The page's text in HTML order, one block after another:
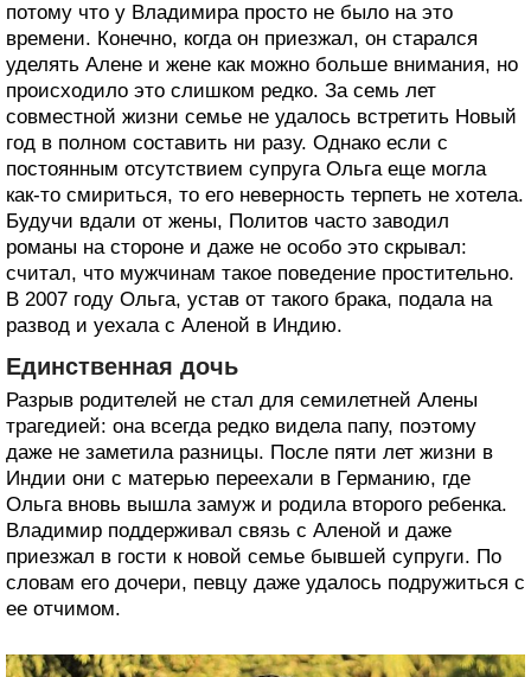
потому что у Владимира просто не было на это
времени. Конечно, когда он приезжал, он старался
уделять Алене и жене как можно больше внимания, но
происходило это слишком редко. За семь лет
совместной жизни семье не удалось встретить Новый
год в полном составить ни разу. Однако если с
постоянным отсутствием супруга Ольга еще могла
как-то смириться, то его неверность терпеть не хотела.
Будучи вдали от жены, Политов часто заводил
романы на стороне и даже не особо это скрывал:
считал, что мужчинам такое поведение простительно.
В 2007 году Ольга, устав от такого брака, подала на
развод и уехала с Аленой в Индию.
Единственная дочь
Разрыв родителей не стал для семилетней Алены
трагедией: она всегда редко видела папу, поэтому
даже не заметила разницы. После пяти лет жизни в
Индии они с матерью переехали в Германию, где
Ольга вновь вышла замуж и родила второго ребенка.
Владимир поддерживал связь с Аленой и даже
приезжал в гости к новой семье бывшей супруги. По
словам его дочери, певцу даже удалось подружиться с
ее отчимом.